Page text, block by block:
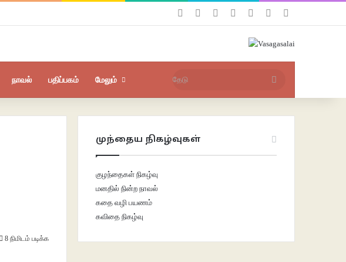
Facebook YouTubeInstagramபுகுபதிகைசீரற்ற பதிவுகள்
நாவல் பதிப்பகம் மேலும் தேடு
8 நிமிடம் படிக்க
முந்தைய நிகழ்வுகள்
குழந்தைகள் நிகழ்வு
மனதில் நின்ற நாவல்
கதை வழி பயணம்
கவிதை நிகழ்வு